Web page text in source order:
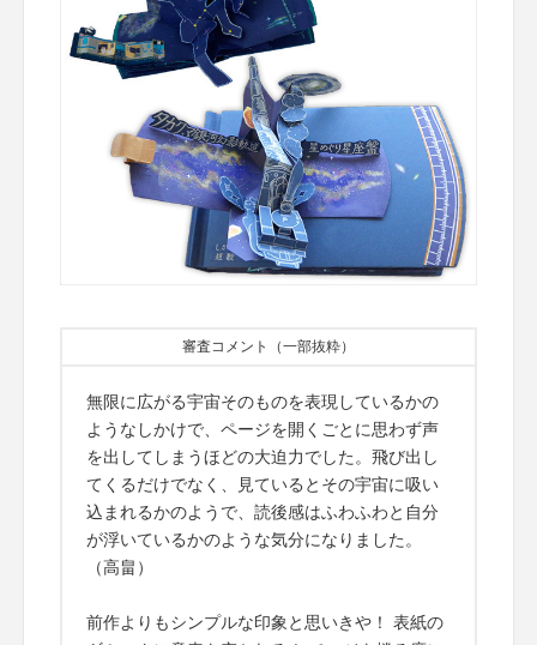
審査コメント（一部抜粋）
無限に広がる宇宙そのものを表現しているかの
ようなしかけで、ページを開くごとに思わず声
を出してしまうほどの大迫力でした。飛び出し
てくるだけでなく、見ているとその宇宙に吸い
込まれるかのようで、読後感はふわふわと自分
が浮いているかのような気分になりました。
（高畠）
前作よりもシンプルな印象と思いきや！ 表紙の